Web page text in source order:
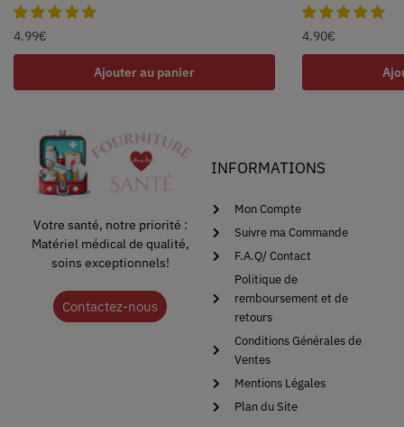
4.99€
Ajouter au panier
4.90€
Votre santé, notre priorité :
Matériel médical de qualité,
soins exceptionnels!
Contactez-nous
INFORMATIONS
Mon Compte
Suivre ma Commande
F.A.Q/ Contact
Politique de
remboursement et de
retours
Conditions Générales de
Ventes
Mentions Légales
Plan du Site